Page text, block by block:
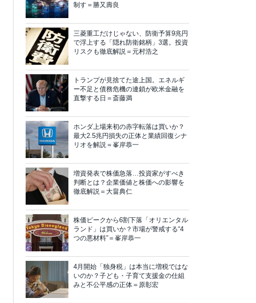
制す＝勝又壽良
三菱重工だけじゃない、防衛予算9兆円
で浮上する「隠れ防衛銘柄」3選。投資
リスクも徹底解説＝元村浩之
トランプが見捨てた途上国。エネルギ
ー不足と債務危機の連鎖が欧米金融を
直撃する日＝斎藤満
ホンダ上場来初の赤字転落は買いか？
最大2.5兆円損失の正体と業績回復シナ
リオを解説＝峯岸恭一
増資発表で株価急落…投資家がすべき
判断とは？企業価値と株価への影響を
徹底解説＝大畠典仁
株価ピークから6割下落「オリエンタル
ランド」は買いか？市場が警戒する“4
つの悪材料”＝峯岸恭一
4月開始「独身税」は本当に増税ではな
いのか？子ども・子育て支援金の仕組
みと不公平感の正体＝原彰宏